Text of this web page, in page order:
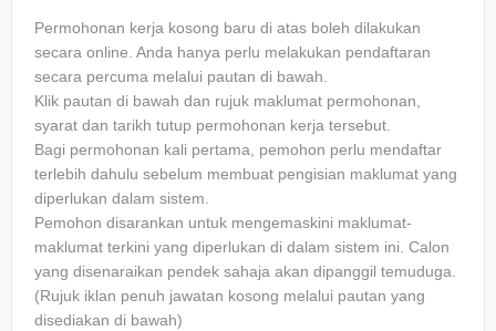
Permohonan kerja kosong baru di atas boleh dilakukan
secara online. Anda hanya perlu melakukan pendaftaran
secara percuma melalui pautan di bawah.
Klik pautan di bawah dan rujuk maklumat permohonan,
syarat dan tarikh tutup permohonan kerja tersebut.
Bagi permohonan kali pertama, pemohon perlu mendaftar
terlebih dahulu sebelum membuat pengisian maklumat yang
diperlukan dalam sistem.
Pemohon disarankan untuk mengemaskini maklumat-
maklumat terkini yang diperlukan di dalam sistem ini. Calon
yang disenaraikan pendek sahaja akan dipanggil temuduga.
(Rujuk iklan penuh jawatan kosong melalui pautan yang
disediakan di bawah)